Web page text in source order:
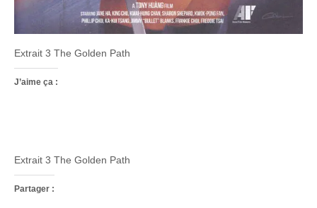
Extrait 3 The Golden Path
J’aime ça :
Extrait 3 The Golden Path
Partager :